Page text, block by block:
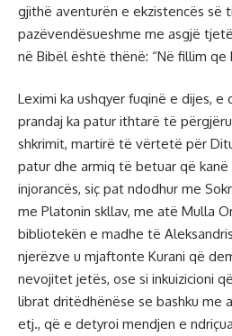
gjithë aventurën e ekzistencës së
pazëvendësueshme me asgjë
në Bibël është thënë: “Në fillim qe
Leximi ka ushqyer fuqinë e dijes,
prandaj ka patur ithtarë të
shkrimit, martirë të vërtetë për
patur dhe armiq të betuar që kanë
injorancës, siç pat ndodhur me
me Platonin skllav, me atë Mulla
bibliotekën e madhe të
njerëzve u mjaftonte Kurani që
nevojitet jetës, ose si inkuizicioni
librat dritëdhënëse se bashku me
etj., që e detyroi mendjen e